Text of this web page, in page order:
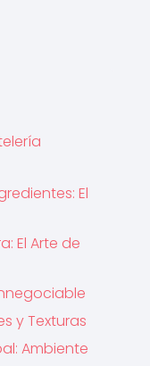
El
El Arte de
y Texturas
Ambiente